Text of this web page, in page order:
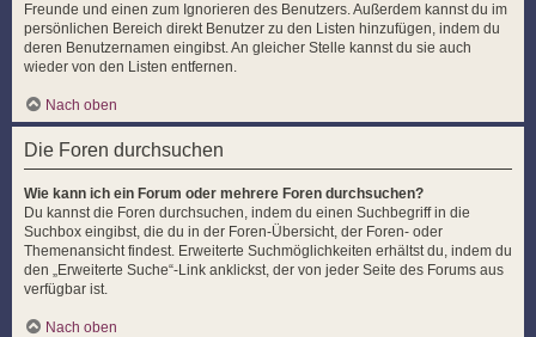
Freunde und einen zum Ignorieren des Benutzers. Außerdem kannst du im
persönlichen Bereich direkt Benutzer zu den Listen hinzufügen, indem du
deren Benutzernamen eingibst. An gleicher Stelle kannst du sie auch
wieder von den Listen entfernen.
Nach oben
Die Foren durchsuchen
Wie kann ich ein Forum oder mehrere Foren durchsuchen?
Du kannst die Foren durchsuchen, indem du einen Suchbegriff in die
Suchbox eingibst, die du in der Foren-Übersicht, der Foren- oder
Themenansicht findest. Erweiterte Suchmöglichkeiten erhältst du, indem du
den „Erweiterte Suche“-Link anklickst, der von jeder Seite des Forums aus
verfügbar ist.
Nach oben